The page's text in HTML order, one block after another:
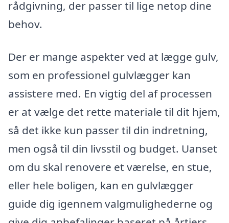
rådgivning, der passer til lige netop dine
behov.
Der er mange aspekter ved at lægge gulv,
som en professionel gulvlægger kan
assistere med. En vigtig del af processen
er at vælge det rette materiale til dit hjem,
så det ikke kun passer til din indretning,
men også til din livsstil og budget. Uanset
om du skal renovere et værelse, en stue,
eller hele boligen, kan en gulvlægger
guide dig igennem valgmulighederne og